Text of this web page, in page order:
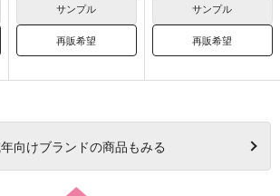
サンプル
再販希望
サンプル
再販希望
向けブランドの商品もみる